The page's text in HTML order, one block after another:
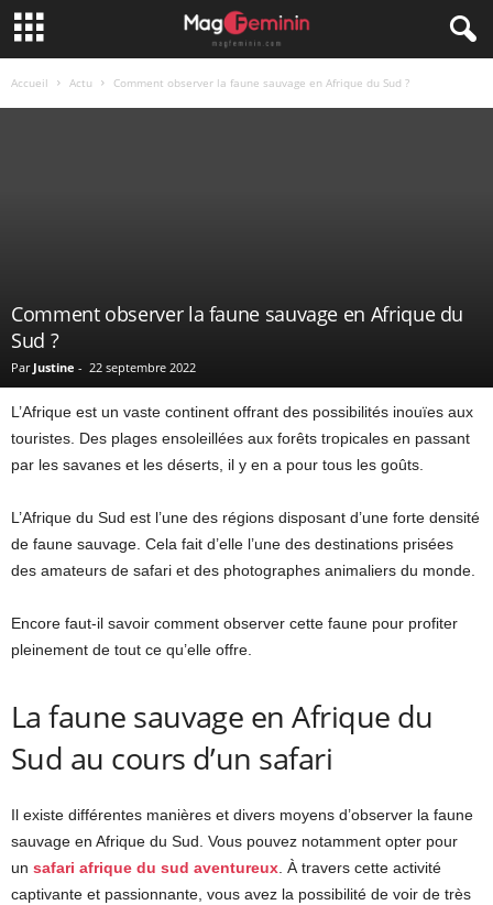
Accueil Actu Comment observer la faune sauvage en Afrique du Sud ?
Comment observer la faune sauvage en Afrique du
Sud ?
Par Justine - 22 septembre 2022
L’Afrique est un vaste continent offrant des possibilités inouïes aux
touristes. Des plages ensoleillées aux forêts tropicales en passant
par les savanes et les déserts, il y en a pour tous les goûts.
L’Afrique du Sud est l’une des régions disposant d’une forte densité
de faune sauvage. Cela fait d’elle l’une des destinations prisées
des amateurs de safari et des photographes animaliers du monde.
Encore faut-il savoir comment observer cette faune pour profiter
pleinement de tout ce qu’elle offre.
La faune sauvage en Afrique du
Sud au cours d’un safari
Il existe différentes manières et divers moyens d’observer la faune
sauvage en Afrique du Sud. Vous pouvez notamment opter pour
un safari afrique du sud aventureux. À travers cette activité
captivante et passionnante, vous avez la possibilité de voir de très